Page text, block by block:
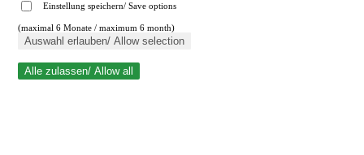
Suche schließen
Einstellung speichern/ Save options
(maximal 6 Monate / maximum 6 month)
Auswahl erlauben/ Allow selection
Alle zulassen/ Allow all